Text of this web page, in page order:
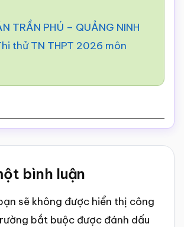
TRẦN PHÚ – QUẢNG NINH
thử TN THPT 2026 môn
bình luận
sẽ không được hiển thị công
bắt buộc được đánh dấu